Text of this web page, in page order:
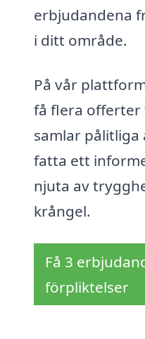
erbjudandena
i ditt område.
På vår
få flera offerter
samlar
fatta ett
njuta av
krångel.
Få 3
förpliktelser